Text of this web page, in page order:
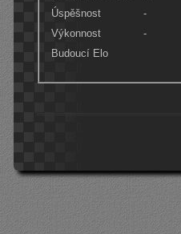
Úspěšnost
-
Výkonnost
-
Budoucí Elo